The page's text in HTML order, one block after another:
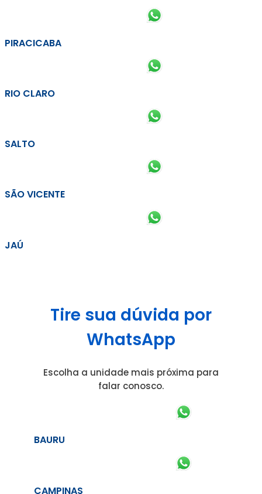
PIRACICABA
RIO CLARO
SALTO
SÃO VICENTE
JAÚ
Tire sua dúvida por
WhatsApp
Escolha a unidade mais próxima para
falar conosco.
BAURU
CAMPINAS